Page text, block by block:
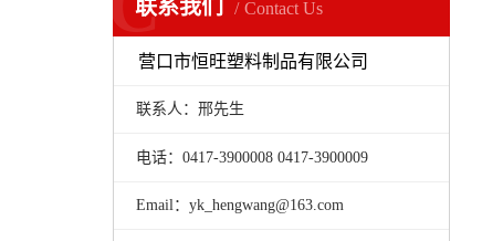
联系我们 Contact Us
营口市恒旺塑料制品有限公司
联系人：邢先生
电话：0417-3900008 0417-3900009
Email：yk_hengwang@163.com